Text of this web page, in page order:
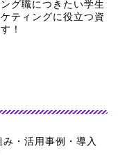
ング職につきたい学生
ティングに役立つ資
！
・活用事例・導入